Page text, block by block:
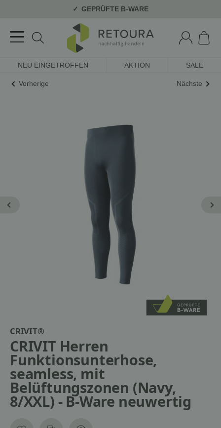
GEPRÜFTE B-WARE
NEU EINGETROFFEN AKTION SALE
Vorherige Nächste
CRIVIT®
CRIVIT Herren
Funktionsunterhose,
seamless, mit
Belüftungszonen (Navy,
8/XXL) - B-Ware neuwertig